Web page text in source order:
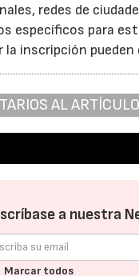
redes de
específicos para
inscripción pueden
AL
a nuestra
Marcar todos